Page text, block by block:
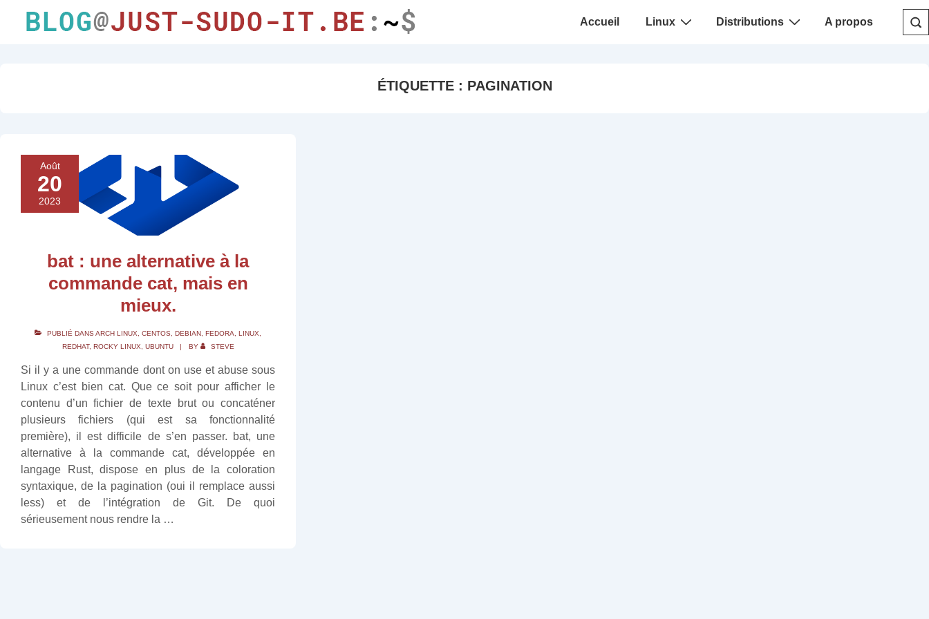
Accueil Linux Distributions A propos
ÉTIQUETTE : PAGINATION
Août
20
2023
bat : une alternative à la
commande cat, mais en
mieux.
PUBLIÉ DANS ARCH LINUX CENTOS DEBIAN FEDORA LINUX
REDHAT, ROCKY LINUX UBUNTU BY STEVE
Si il y a une commande dont on use et abuse sous
Linux c’est bien cat. Que ce soit pour afficher le
contenu d’un fichier de texte brut ou concaténer
plusieurs fichiers (qui est sa fonctionnalité
première), il est difficile de s’en passer. bat, une
alternative à la commande cat, développée en
langage Rust, dispose en plus de la coloration
syntaxique, de la pagination (oui il remplace aussi
less) et de l’intégration de Git. De quoi
sérieusement nous rendre la …